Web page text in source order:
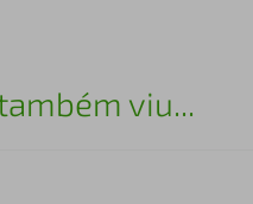
viu...